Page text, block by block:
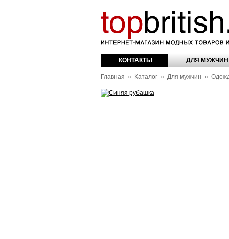
КОНТАКТЫ ДЛЯ МУЖЧИН
Главная » Каталог » Для мужчин »